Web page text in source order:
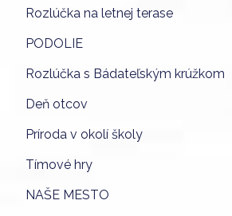
Rozlúčka na letnej terase
PODOLIE
Rozlúčka s Bádateľským krúžkom
Deň otcov
Príroda v okolí školy
Tímové hry
NAŠE MESTO